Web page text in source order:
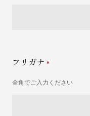
フリガナ
全角でご入力ください